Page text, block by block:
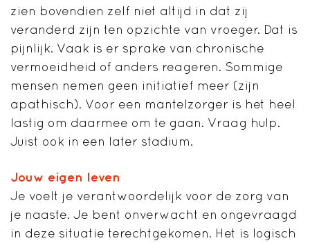
zien bovendien zelf niet altijd in dat zij
veranderd zijn ten opzichte van vroeger. Dat is
pijnlijk. Vaak is er sprake van chronische
vermoeidheid of anders reageren. Sommige
mensen nemen geen initiatief meer (zijn
apathisch). Voor een mantelzorger is het heel
lastig om daarmee om te gaan. Vraag hulp.
Juist ook in een later stadium.
Jouw eigen leven
Je voelt je verantwoordelijk voor de zorg van
je naaste. Je bent onverwacht en ongevraagd
in deze situatie terechtgekomen. Het is logisch